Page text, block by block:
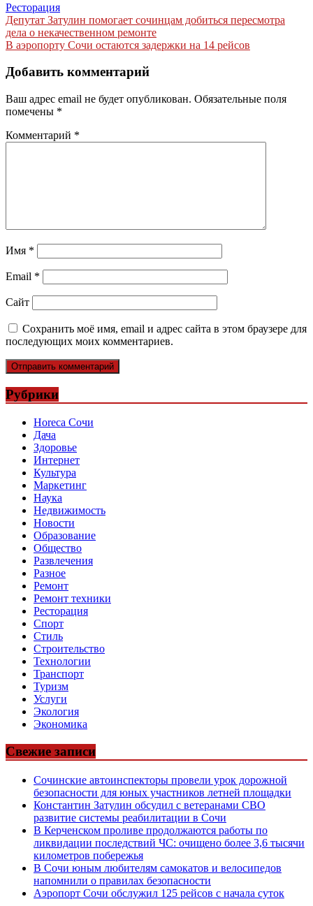
Ресторация
Навигация
по
Депутат Затулин помогает сочинцам добиться пересмотра
дела о некачественном ремонте
В аэропорту Сочи остаются задержки на 14 рейсов
Добавить комментарий
Ваш адрес email не будет опубликован. Обязательные поля
помечены *
Комментарий *
Имя *
Email *
Сайт
Сохранить моё имя, email и адрес сайта в этом браузере для
последующих моих комментариев.
Рубрики
Horeca Сочи
Дача
Здоровье
Интернет
Культура
Маркетинг
Наука
Недвижимость
Новости
Образование
Общество
Развлечения
Разное
Ремонт
Ремонт техники
Ресторация
Спорт
Стиль
Строительство
Технологии
Транспорт
Туризм
Услуги
Экология
Экономика
Свежие записи
Сочинские автоинспекторы провели урок дорожной
безопасности для юных участников летней площадки
Константин Затулин обсудил с ветеранами СВО
развитие системы реабилитации в Сочи
В Керченском проливе продолжаются работы по
ликвидации последствий ЧС: очищено более 3,6 тысячи
километров побережья
В Сочи юным любителям самокатов и велосипедов
напомнили о правилах безопасности
Аэропорт Сочи обслужил 125 рейсов с начала суток